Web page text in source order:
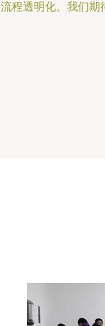
程透明化。我们期